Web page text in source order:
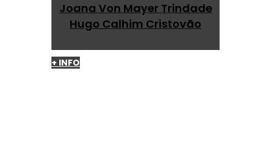
Joana Von Mayer Trindade
Hugo Calhim Cristovão
+ INFO